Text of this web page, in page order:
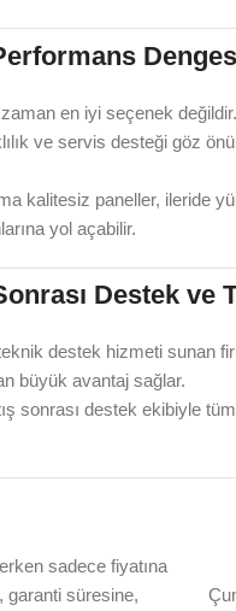
en iyi seçenek
ve servis desteği göz
kalitesiz paneller, ileride
yol açabilir.
Destek ve
destek hizmeti sunan
büyük avantaj sağlar.
sonrası destek ekibiyle
sadece fiyatına
garanti süresine,